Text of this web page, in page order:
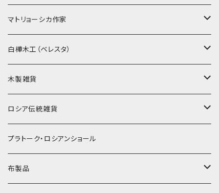
ノン入れ子マトリョーシカ
イコンモチーフ
クリスマス
ノリンスクの子達
動物マトリョーシカ
セミョーノフの子達
マトリョーシカ作家
イリーナ・ヴァトゥルーシキナ
タマラ・コリエワ
ナジェジダ・イワンツォワ
リュボーフィ・ブズイキナ
タチアナ ドゥビニッチ
白樺木工（ベレスタ）
型押しの箱
キャニスター
白樺編み
トレイ・平皿
木製雑貨
ニードルケース・お針刺し
ベル・起きあがりこぼし
オルゴール
ロシア伝統雑貨
ホフロマ
アルハンゲリスク
プラトーク・ロシアンショール
布製品